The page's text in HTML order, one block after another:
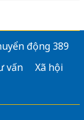
động 389
vấn
Xã hội